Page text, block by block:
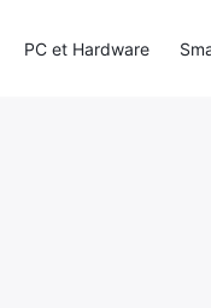
PC et Hardware